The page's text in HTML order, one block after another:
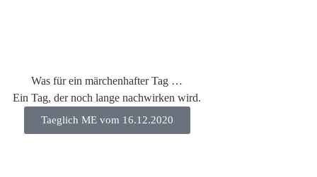
Was für ein märchenhafter Tag …
Ein Tag, der noch lange nachwirken wird.
Taeglich ME vom 16.12.2020